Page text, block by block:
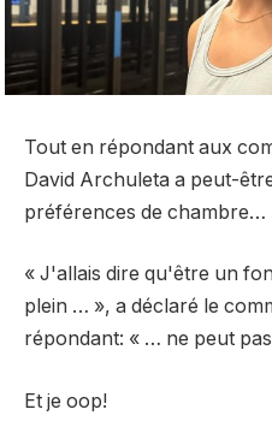
Tout en répondant aux
David Archuleta a peut-
préférences de chambre…
« J'allais dire qu'être un
plein … », a déclaré le
répondant: « … ne peut
Et je oop!